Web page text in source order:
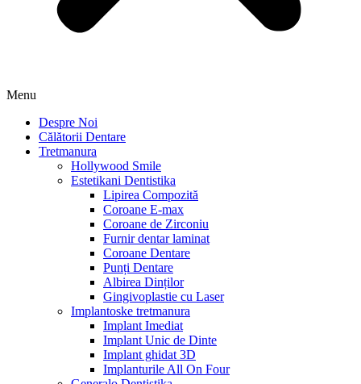
Menu
Despre Noi
Călătorii Dentare
Tretmanura
Hollywood Smile
Estetikani Dentistika
Lipirea Compozită
Coroane E-max
Coroane de Zirconiu
Furnir dentar laminat
Coroane Dentare
Punți Dentare
Albirea Dinților
Gingivoplastie cu Laser
Implantoske tretmanura
Implant Imediat
Implant Unic de Dinte
Implant ghidat 3D
Implanturile All On Four